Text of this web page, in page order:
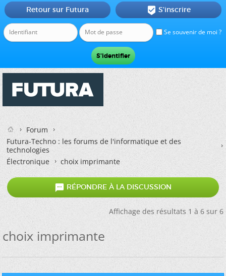
Se souvenir de moi ?
Retour sur Futura  S'inscrire
Forum
Futura-Techno : les forums de l'informatique et des
technologies
Électronique
choix imprimante
 RÉPONDRE À LA DISCUSSION
Affichage des résultats 1 à 6 sur 6
choix imprimante